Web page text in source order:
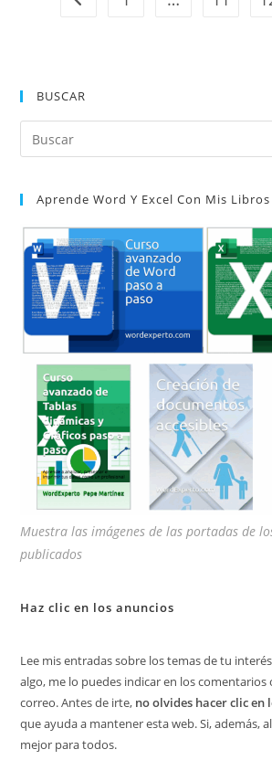
BUSCAR
Aprende Word Y Excel Con Mis
Muestra las imágenes de las portadas de
publicados
Haz clic en los anuncios
Lee mis entradas sobre los temas de tu
algo, me lo puedes indicar en los
correo. Antes de irte, no olvides hacer clic en
que ayuda a mantener esta web. Si, además,
mejor para todos.